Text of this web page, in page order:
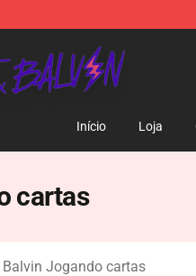
Merchandise Shop
Início Loja
cartas
Jogando cartas